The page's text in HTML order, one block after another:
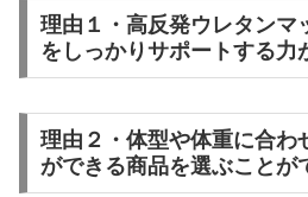
理由１・高反発ウレタンマ
をしっかりサポートする力
理由２・体型や体重に合わ
ができる商品を選ぶことが